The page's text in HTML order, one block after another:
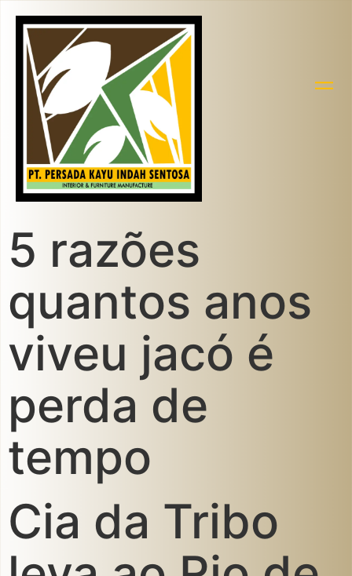
5 razões
quantos anos
viveu jacó é
perda de
tempo
Cia da Tribo